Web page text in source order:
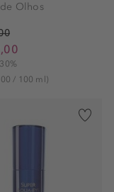
Olhos
/ 100 ml)